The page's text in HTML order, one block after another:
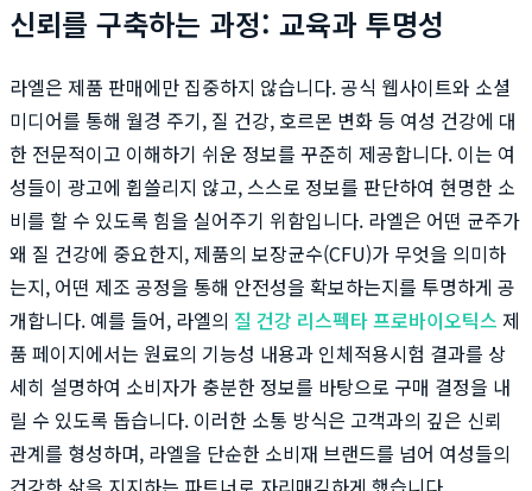
신뢰를 구축하는 과정: 교육과 투명성
라엘은 제품 판매에만 집중하지 않습니다. 공식 웹사이트와 소셜
미디어를 통해 월경 주기, 질 건강, 호르몬 변화 등 여성 건강에 대
한 전문적이고 이해하기 쉬운 정보를 꾸준히 제공합니다. 이는 여
성들이 광고에 휩쓸리지 않고, 스스로 정보를 판단하여 현명한 소
비를 할 수 있도록 힘을 실어주기 위함입니다. 라엘은 어떤 균주가
왜 질 건강에 중요한지, 제품의 보장균수(CFU)가 무엇을 의미하
는지, 어떤 제조 공정을 통해 안전성을 확보하는지를 투명하게 공
개합니다. 예를 들어, 라엘의 질 건강 리스펙타 프로바이오틱스 제
품 페이지에서는 원료의 기능성 내용과 인체적용시험 결과를 상
세히 설명하여 소비자가 충분한 정보를 바탕으로 구매 결정을 내
릴 수 있도록 돕습니다. 이러한 소통 방식은 고객과의 깊은 신뢰
관계를 형성하며, 라엘을 단순한 소비재 브랜드를 넘어 여성들의